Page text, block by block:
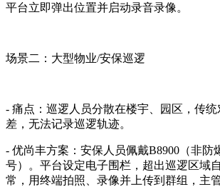
平台立即弹出位置并启动录音录像。
场景二：大型物业/安保巡逻
- 痛点：巡逻人员分散在楼宇、园区，传
差，无法记录巡逻轨迹。
- 优尚丰方案：安保人员佩戴B8900（非防
号）。平台设定电子围栏，超出巡逻区域
常，用终端拍照、录像并上传到群组，主